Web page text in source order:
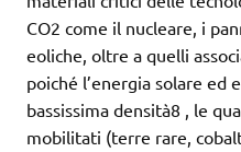
CO2 come il nucleare, i
eoliche, oltre a quelli
poiché l’energia solare ed
bassissima densità8 , le
mobilitati (terre rare,